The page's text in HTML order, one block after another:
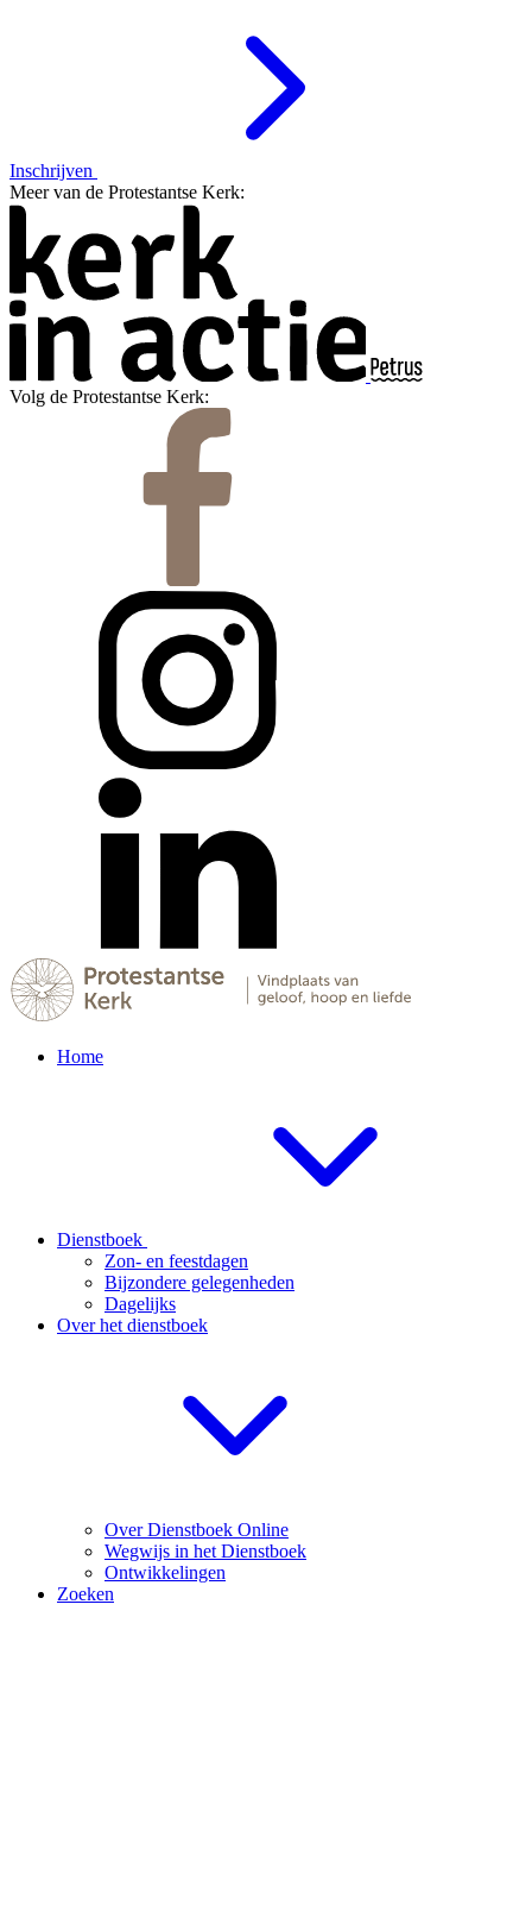
Inschrijven
Meer van de Protestantse Kerk:
Volg de Protestantse Kerk:
Home
Dienstboek
Zon- en feestdagen
Bijzondere gelegenheden
Dagelijks
Over het dienstboek
Over Dienstboek Online
Wegwijs in het Dienstboek
Ontwikkelingen
Zoeken